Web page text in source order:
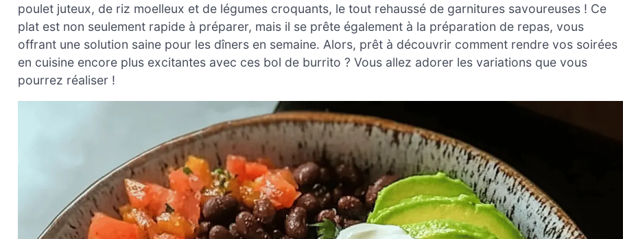
poulet juteux, de riz moelleux et de légumes croquants, le tout rehaussé de garnitures savoureuses ! Ce
plat est non seulement rapide à préparer, mais il se prête également à la préparation de repas, vous
offrant une solution saine pour les dîners en semaine. Alors, prêt à découvrir comment rendre vos soirées
en cuisine encore plus excitantes avec ces bol de burrito ? Vous allez adorer les variations que vous
pourrez réaliser !